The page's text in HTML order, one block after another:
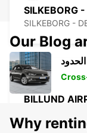
SILKEBORG -
SILKEBORG -
BILLUND
Why